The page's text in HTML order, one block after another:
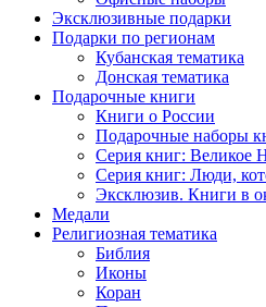
Эксклюзивные подарки
Подарки по регионам
Кубанская тематика
Донская тематика
Подарочные книги
Книги о России
Подарочные наборы
Серия книг: Великое
Серия книг: Люди,
Эксклюзив. Книги в
Медали
Религиозная тематика
Библия
Иконы
Коран